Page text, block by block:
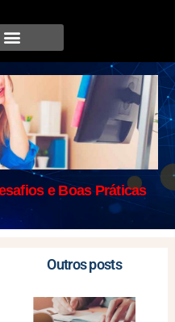
e Boas Práticas
Outros posts